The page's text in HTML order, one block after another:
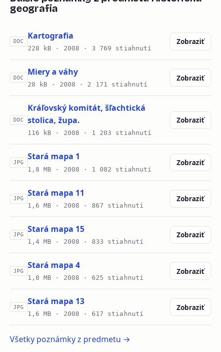
geografia
DOC
Kartografia
228 kB · 2008 · 3 769 stiahnutí
Zobraziť
DOC
Miery a váhy
28 kB · 2008 · 2 171 stiahnutí
Zobraziť
DOC
Kráľovský komitát, šľachtická
stolica, župa.
116 kB · 2008 · 1 203 stiahnutí
Zobraziť
JPG
Stará mapa 1
1,8 MB · 2008 · 1 082 stiahnutí
Zobraziť
JPG
Stará mapa 11
1,6 MB · 2008 · 867 stiahnutí
Zobraziť
JPG
Stará mapa 15
1,4 MB · 2008 · 833 stiahnutí
Zobraziť
JPG
Stará mapa 4
1,8 MB · 2008 · 625 stiahnutí
Zobraziť
JPG
Stará mapa 13
1,6 MB · 2008 · 617 stiahnutí
Zobraziť
Všetky poznámky z predmetu →